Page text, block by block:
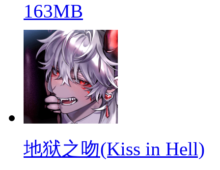
163MB
地狱之吻(Kiss in Hell)